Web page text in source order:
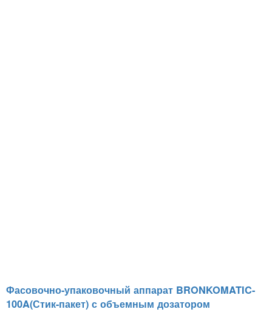
Фасовочно-упаковочный аппарат BRONKOMATIC-
100A(Стик-пакет) с объемным дозатором